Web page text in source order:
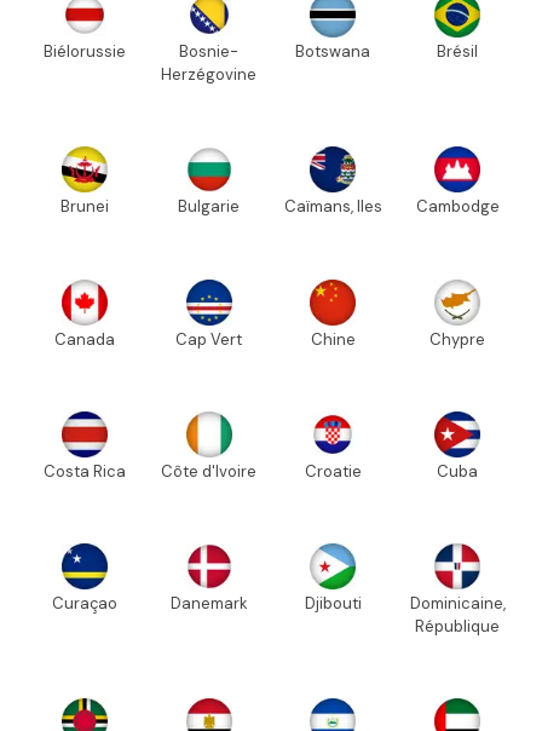
Biélorussie
Bosnie-
Herzégovine
Botswana Brésil
Brunei Bulgarie Caïmans, Iles Cambodge
Canada Cap Vert Chine Chypre
Costa Rica Côte d'Ivoire Croatie Cuba
Curaçao Danemark Djibouti
Dominicaine,
République